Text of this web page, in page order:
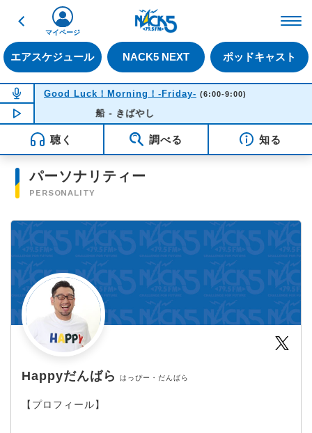
戻る
エアスケジュール NACK5 NEXT ポッドキャスト
マイページ
NOW ON AIR
Good Luck！Morning！-Friday- (6:00-9:00)
NOW PLAYING 06:33
船 - きばやし
聴く 調べる 知る
パーソナリティー
PERSONALITY
Happyだんばら はっぴー・だんばら
【プロフィール】